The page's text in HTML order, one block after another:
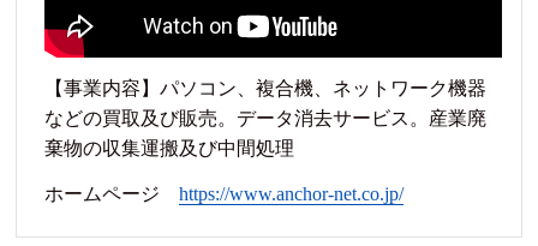
【事業内容】パソコン、複合機、ネットワーク機器
などの買取及び販売。データ消去サービス。産業廃
棄物の収集運搬及び中間処理
ホームページhttps://www.anchor-net.co.jp/